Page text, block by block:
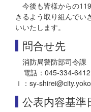
今後も皆様からの
きるよう取り組んでい
いいたします。
問合せ先
消防局警防部司令課
電話：045-334-
ｌ：sy-
公表内容基準